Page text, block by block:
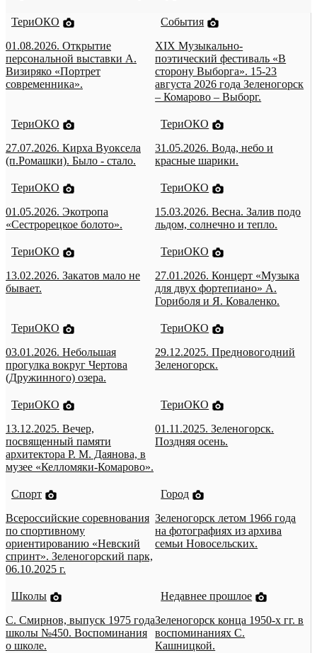
ТериОКО
01.08.2026. Открытие
персональной выставки А.
Визиряко «Портрет
современника».
События
XIX Музыкально-
поэтический фестиваль «В
сторону Выборга». 15-23
августа 2026 года Зеленогорск
– Комарово – Выборг.
ТериОКО
27.07.2026. Кирха Вуоксела
(п.Ромашки). Было - стало.
ТериОКО
31.05.2026. Вода, небо и
красные шарики.
ТериОКО
01.05.2026. Экотропа
«Сестрорецкое болото».
ТериОКО
15.03.2026. Весна. Залив подо
льдом, солнечно и тепло.
ТериОКО
13.02.2026. Закатов мало не
бывает.
ТериОКО
27.01.2026. Концерт «Музыка
для двух фортепиано» А.
Гориболя и Я. Коваленко.
ТериОКО
03.01.2026. Небольшая
прогулка вокруг Чертова
(Дружинного) озера.
ТериОКО
29.12.2025. Предновогодний
Зеленогорск.
ТериОКО
13.12.2025. Вечер,
посвященный памяти
архитектора Р. М. Даянова, в
музее «Келломяки-Комарово».
ТериОКО
01.11.2025. Зеленогорск.
Поздняя осень.
Спорт
Всероссийские соревнования
по спортивному
ориентированию «Невский
спринт». Зеленогорский парк,
06.10.2025 г.
Город
Зеленогорск летом 1966 года
на фотографиях из архива
семьи Новосельских.
Школы
С. Смирнов, выпуск 1975 года
школы №450. Воспоминания
о школе.
Недавнее прошлое
Зеленогорск конца 1950-х гг. в
воспоминаниях С.
Кашницкой.